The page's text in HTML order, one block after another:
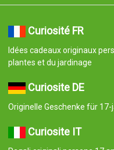
Curiosité FR
Idées cadeaux originaux
plantes et du jardinage
Curiosite DE
Originelle Geschenke für
Curiosite IT